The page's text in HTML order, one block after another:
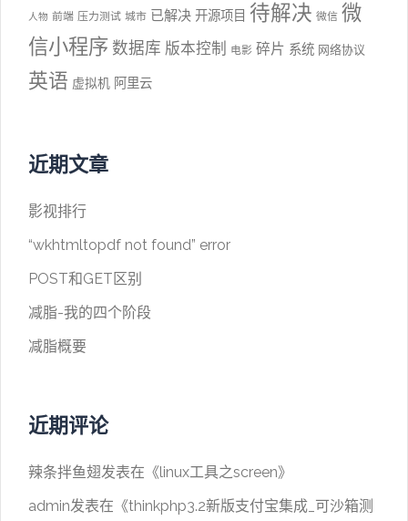
人物 前端 压力测试 城市 已解决 开源项目 待解决 微信 微
信小程序 数据库 版本控制 电影 碎片 系统 网络协议
英语 虚拟机 阿里云
近期文章
影视排行
“wkhtmltopdf not found” error
POST和GET区别
减脂-我的四个阶段
减脂概要
近期评论
辣条拌鱼翅发表在《linux工具之screen》
admin发表在《thinkphp3.2新版支付宝集成_可沙箱测